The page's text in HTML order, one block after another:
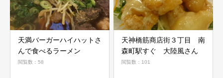
天満バーガーハイハットさ
んで食べるラーメン
閲覧数：58
天神橋筋商店街３丁目 南
森町駅すぐ 大陸風さん
閲覧数：101